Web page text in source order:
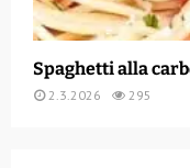
Spaghetti alla
2.3.2026 295